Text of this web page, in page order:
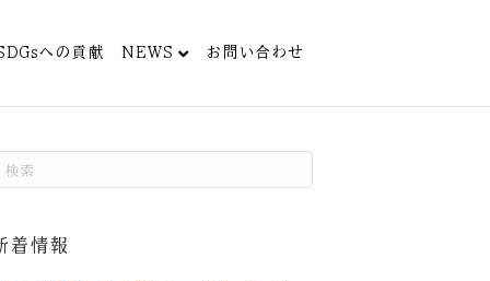
への貢献 NEWS お問い合わせ
着情報